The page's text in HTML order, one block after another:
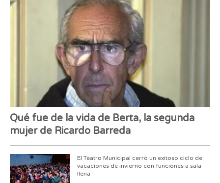
Qué fue de la vida de Berta, la segunda
mujer de Ricardo Barreda
El Teatro Municipal cerró un exitoso ciclo de
vacaciones de invierno con funciones a sala
llena